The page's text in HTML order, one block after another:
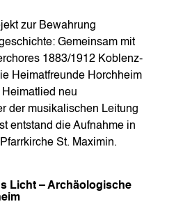
zur Bewahrung
Gemeinsam mit
1883/1912 Koblenz-
Heimatfreunde Horchheim
neu
der musikalischen Leitung
entstand die Aufnahme in
St. Maximin.
Licht – Archäologische